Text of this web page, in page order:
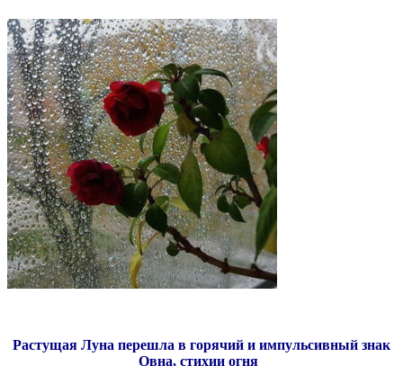
Растущая Луна перешла в горячий и импульсивный знак
Овна, стихии огня